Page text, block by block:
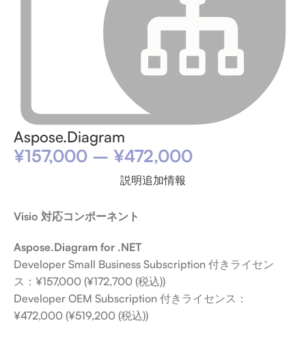
Aspose.Diagram
¥157,000 – ¥472,000
説明追加情報
Visio 対応コンポーネント
Aspose.Diagram for .NET
Developer Small Business Subscription 付きライセン
ス：¥157,000 (¥172,700 (税込))
Developer OEM Subscription 付きライセンス：
¥472,000 (¥519,200 (税込))